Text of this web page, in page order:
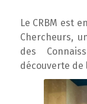
Le CRBM est
Chercheurs,
des
découverte de